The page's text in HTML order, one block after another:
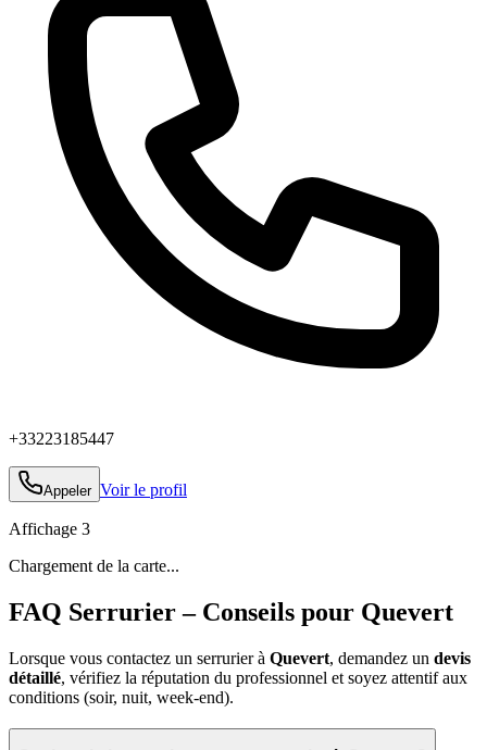
+33223185447
Appeler Voir le profil
Affichage 3
Chargement de la carte...
FAQ Serrurier – Conseils pour Quevert
Lorsque vous contactez un serrurier à Quevert, demandez un devis
détaillé, vérifiez la réputation du professionnel et soyez attentif aux
conditions (soir, nuit, week‑end).